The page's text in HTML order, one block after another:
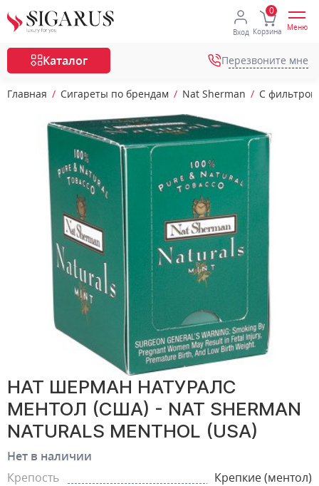
Вход Корзина Меню
Каталог Перезвоните мне
Главная Сигареты по брендам Nat Sherman С фильтром
НАТ ШЕРМАН НАТУРАЛС
МЕНТОЛ (США) - NAT SHERMAN
NATURALS MENTHOL (USA)
Нет в наличии
Крепость
Крепкие (ментол)